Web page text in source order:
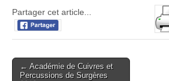
Partager cet article...
Post
← Académie de Cuivres et
Percussions de Surgères